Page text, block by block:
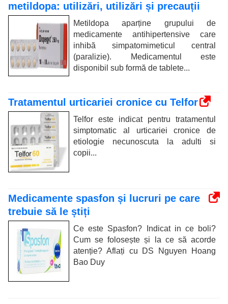
metildopa: utilizări, utilizări și precauții
Metildopa aparține grupului de
medicamente antihipertensive care
inhibă simpatomimeticul central
(paralizie). Medicamentul este
disponibil sub formă de tablete...
Tratamentul urticariei cronice cu Telfor
Telfor este indicat pentru tratamentul
simptomatic al urticariei cronice de
etiologie necunoscuta la adulti si
copii...
Medicamente spasfon și lucruri pe care
trebuie să le știți
Ce este Spasfon? Indicat in ce boli?
Cum se folosește și la ce să acorde
atenție? Aflați cu DS Nguyen Hoang
Bao Duy